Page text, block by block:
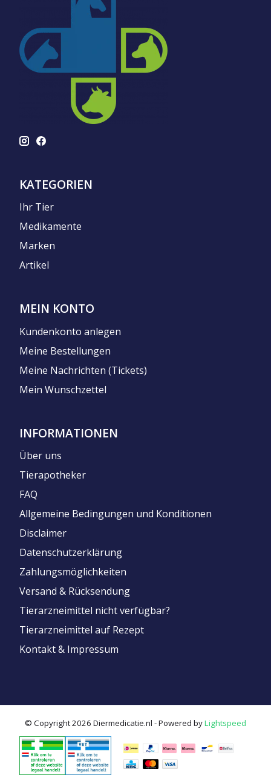
KATEGORIEN
Ihr Tier
Medikamente
Marken
Artikel
MEIN KONTO
Kundenkonto anlegen
Meine Bestellungen
Meine Nachrichten (Tickets)
Mein Wunschzettel
INFORMATIONEN
Über uns
Tierapotheker
FAQ
Allgemeine Bedingungen und Konditionen
Disclaimer
Datenschutzerklärung
Zahlungsmöglichkeiten
Versand & Rücksendung
Tierarzneimittel nicht verfügbar?
Tierarzneimittel auf Rezept
Kontakt & Impressum
© Copyright 2026 Diermedicatie.nl - Powered byLightspeed